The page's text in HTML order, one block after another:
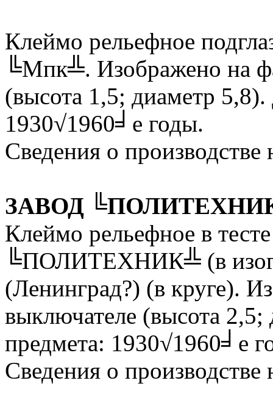
Клеймо рельефное
╚Мпк╩. Изображено на
(высота 1,5; диаметр
1930√1960╛е годы.
Сведения о
ЗАВОД
Клеймо рельефное в
╚ПОЛИТЕХНИК╩ (в
(Ленинград?) (в круге).
выключателе (высота
предмета: 1930√1960╛е
Сведения о